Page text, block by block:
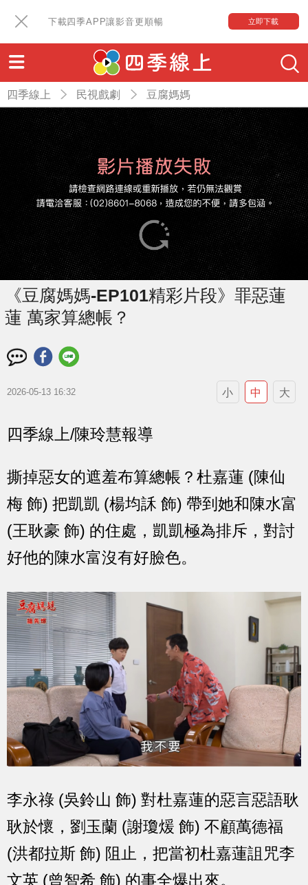
下載四季APP讓影音更順暢 立即下載
四季線上 民視戲劇 豆腐媽媽
《豆腐媽媽-EP101精彩片段》罪惡蓮
蓮 萬家算總帳？
2026-05-13 16:32 小 中 大
四季線上/陳玲慧報導
撕掉惡女的遮羞布算總帳？杜嘉蓮 (陳仙
梅 飾) 把凱凱 (楊均訸 飾) 帶到她和陳水富
(王耿豪 飾) 的住處，凱凱極為排斥，對討
好他的陳水富沒有好臉色。
李永祿 (吳鈴山 飾) 對杜嘉蓮的惡言惡語耿
耿於懷，劉玉蘭 (謝瓊煖 飾) 不顧萬德福
(洪都拉斯 飾) 阻止，把當初杜嘉蓮詛咒李
文英 (曾智希 飾) 的事全爆出來。